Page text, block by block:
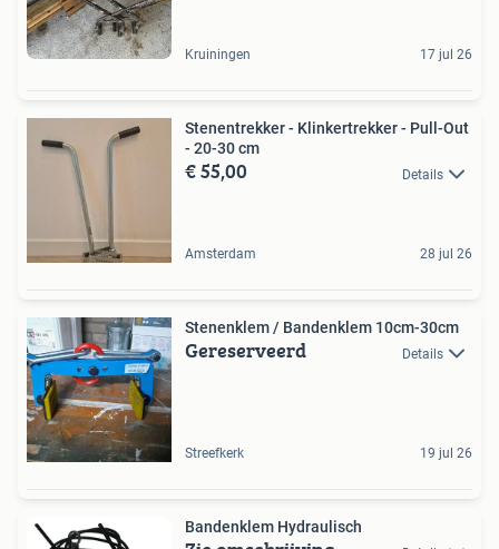
Kruiningen 17 jul 26
Stenentrekker - Klinkertrekker - Pull-Out
- 20-30 cm
€ 55,00 Details
Amsterdam 28 jul 26
Stenenklem / Bandenklem 10cm-30cm
Gereserveerd Details
Streefkerk 19 jul 26
Bandenklem Hydraulisch